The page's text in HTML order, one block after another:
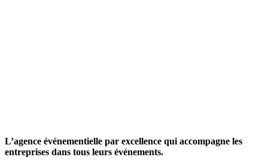
L’agence événementielle par excellence qui accompagne les
entreprises dans tous leurs événements.